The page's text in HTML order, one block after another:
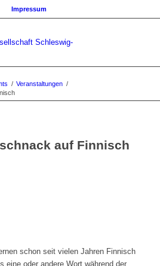
Impressum
/ Veranstaltungen /
auf Finnisch
schon seit vielen Jahren Finnisch
eine oder andere Wort während der